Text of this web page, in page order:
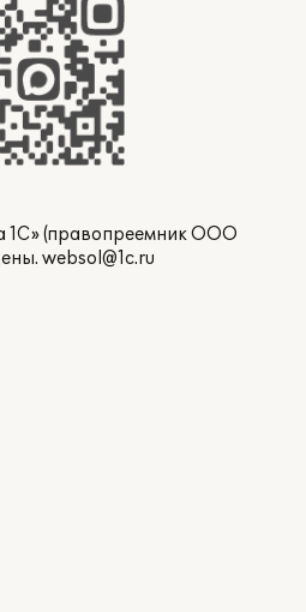
1С» (правопреемник ООО
websol@1c.ru